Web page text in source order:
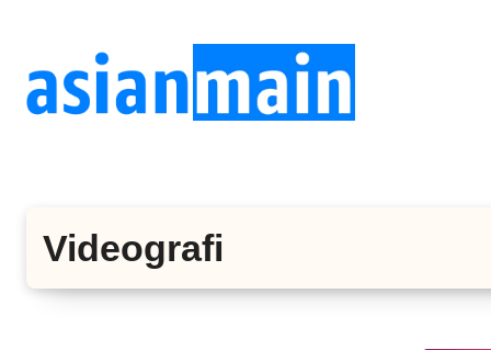
konten
Videografi